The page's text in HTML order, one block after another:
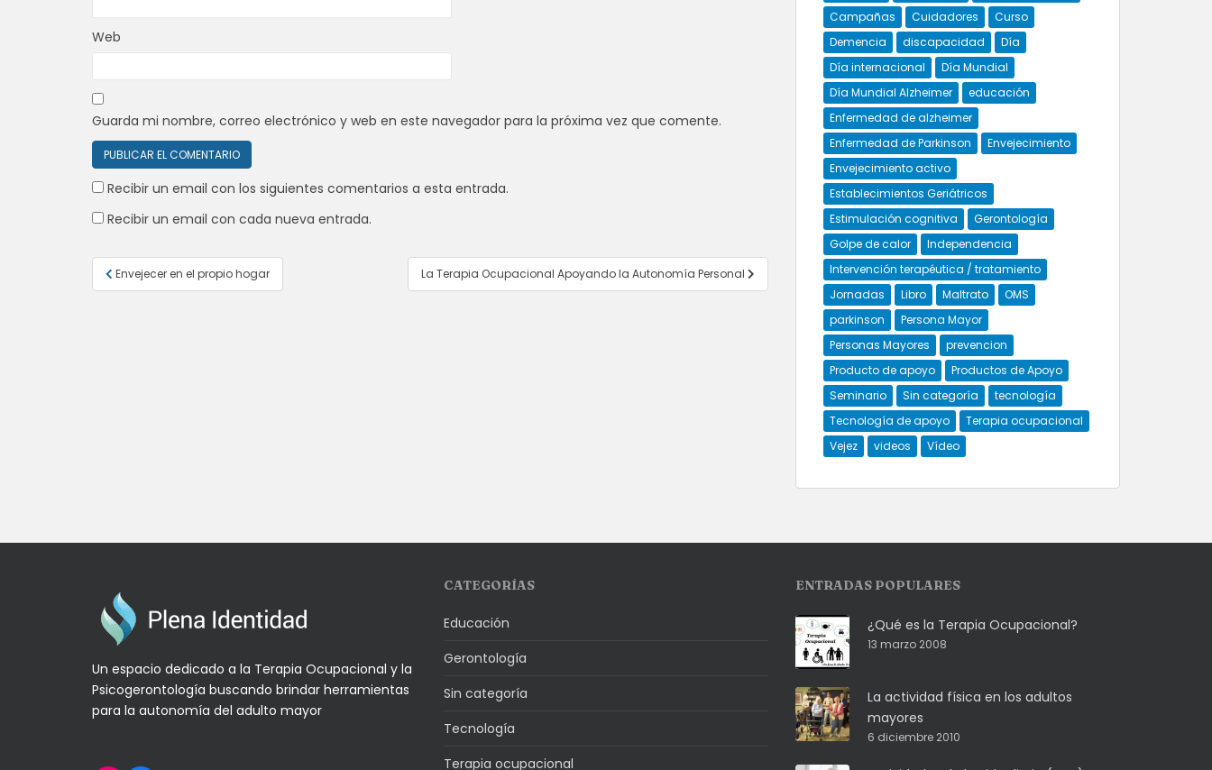
Web
Guarda mi nombre, correo electrónico y web en este navegador para la próxima vez que comente.
Recibir un email con los siguientes comentarios a esta entrada.
Recibir un email con cada nueva entrada.
Navegación
de
Envejecer en el propio hogar La Terapia Ocupacional Apoyando la Autonomía Personal
Campañas
Cuidadores
Curso
Demencia
discapacidad
Día
Día internacional
Día Mundial
Día Mundial Alzheimer
educación
Enfermedad de alzheimer
Enfermedad de Parkinson
Envejecimiento
Envejecimiento activo
Establecimientos Geriátricos
Estimulación cognitiva
Gerontología
Golpe de calor
Independencia
Intervención terapéutica / tratamiento
Jornadas
Libro Maltrato
OMS
parkinson
Persona Mayor
Personas Mayores
prevencion
Producto de apoyo
Productos de Apoyo
Seminario
Sin categoría
tecnología
Tecnología de apoyo
Terapia ocupacional
Vejez
videos Vídeo
Un espacio dedicado a la Terapia Ocupacional y la
Psicogerontología buscando brindar herramientas
para la autonomía del adulto mayor
CATEGORÍAS
Educación
Gerontología
Sin categoría
Tecnología
Terapia ocupacional
ENTRADAS POPULARES
¿Qué es la Terapia Ocupacional?
13 marzo 2008
La actividad física en los adultos
mayores
6 diciembre 2010